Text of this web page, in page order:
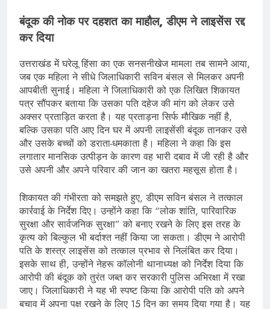
बंदूक की नोक पर दहशत का माहौल, डीएम ने लाइसेंस रद्द
कर दिया
उत्तराखंड में घरेलू हिंसा का एक सनसनीखेज मामला तब सामने आया,
जब एक महिला ने सीधे जिलाधिकारी सविन बंसल से मिलकर अपनी
आपबीती सुनाई। महिला ने जिलाधिकारी को एक लिखित शिकायत
पत्र सौंपकर बताया कि उसका पति दहेज की मांग को लेकर उसे
अक्सर प्रताड़ित करता है। यह प्रताड़ना सिर्फ मौखिक नहीं है,
बल्कि उसका पति आए दिन घर में अपनी लाइसेंसी बंदूक तानकर उसे
और उसके बच्चों को डराता-धमकाता है। महिला ने कहा कि इस
लगातार मानसिक उत्पीड़न के कारण वह भारी दबाव में जी रही है और
उसे अपनी और अपने परिवार की जान का खतरा महसूस होता है।
शिकायत की गंभीरता को समझते हुए, डीएम सविन बंसल ने तत्काल
कार्रवाई के निर्देश दिए। उन्होंने कहा कि “लोक शांति, पारिवारिक
सुरक्षा और सार्वजनिक सुरक्षा” को बनाए रखने के लिए इस तरह के
कृत्य को बिल्कुल भी बर्दाश्त नहीं किया जा सकता। डीएम ने आरोपी
पति के शस्त्र लाइसेंस को तत्काल प्रभाव से निलंबित कर दिया।
इसके साथ ही, उन्होंने नेहरू कॉलोनी थानाध्यक्ष को निर्देश दिया कि
आरोपी की बंदूक को तुरंत जब्त कर सरकारी पुलिस अभिरक्षा में रखा
जाए। जिलाधिकारी ने यह भी स्पष्ट किया कि आरोपी पति को अपने
बचाव में अपना पक्ष रखने के लिए 15 दिन का समय दिया गया है। यह